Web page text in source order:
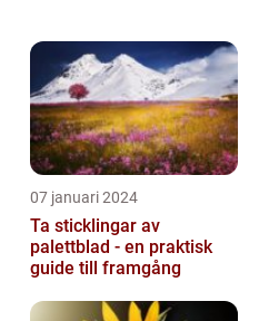
07 januari 2024
Ta sticklingar av
palettblad - en praktisk
guide till framgång